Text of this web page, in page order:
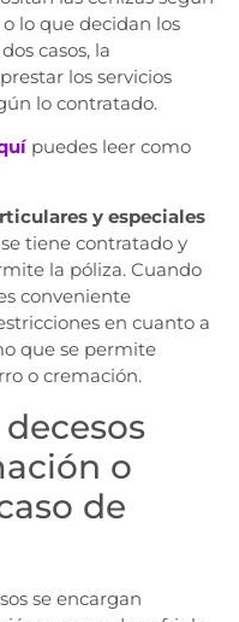
lo que decidan los
casos, la
los servicios
lo contratado.
puedes leer como
y especiales
tiene contratado y
la póliza. Cuando
conveniente
en cuanto a
que se permite
o cremación.
o
de
se encargan